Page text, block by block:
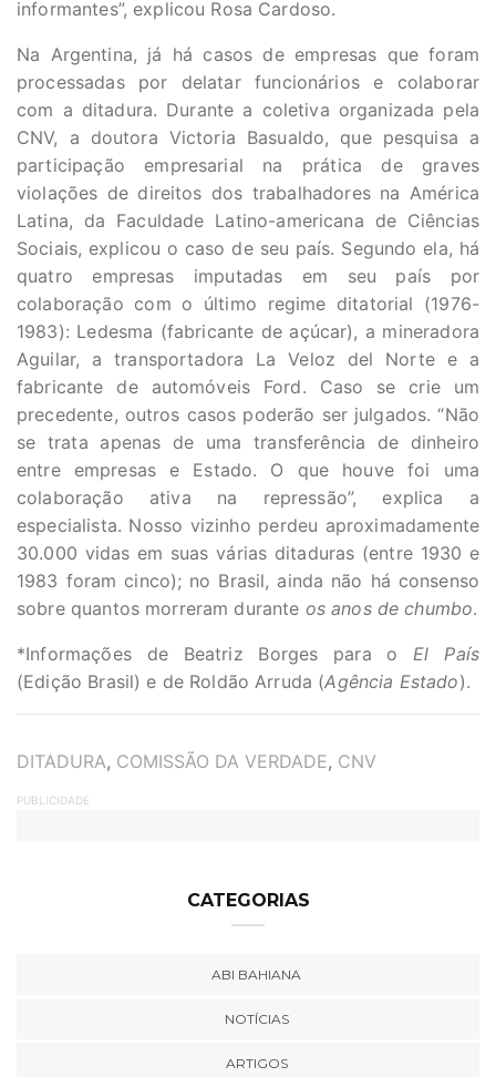
informantes”, explicou Rosa Cardoso.
Na Argentina, já há casos de empresas que foram
processadas por delatar funcionários e colaborar
com a ditadura. Durante a coletiva organizada pela
CNV, a doutora Victoria Basualdo, que pesquisa a
participação empresarial na prática de graves
violações de direitos dos trabalhadores na América
Latina, da Faculdade Latino-americana de Ciências
Sociais, explicou o caso de seu país. Segundo ela, há
quatro empresas imputadas em seu país por
colaboração com o último regime ditatorial (1976-
1983): Ledesma (fabricante de açúcar), a mineradora
Aguilar, a transportadora La Veloz del Norte e a
fabricante de automóveis Ford. Caso se crie um
precedente, outros casos poderão ser julgados. “Não
se trata apenas de uma transferência de dinheiro
entre empresas e Estado. O que houve foi uma
colaboração ativa na repressão”, explica a
especialista. Nosso vizinho perdeu aproximadamente
30.000 vidas em suas várias ditaduras (entre 1930 e
1983 foram cinco); no Brasil, ainda não há consenso
sobre quantos morreram durante osanos de chumbo.
*Informações de Beatriz Borges para oEl País
(Edição Brasil) e de Roldão Arruda (Agência Estado).
TAGS
DITADURA, COMISSÃO DA VERDADE, CNV
PUBLICIDADE
CATEGORIAS
ABI BAHIANA
NOTÍCIAS
ARTIGOS